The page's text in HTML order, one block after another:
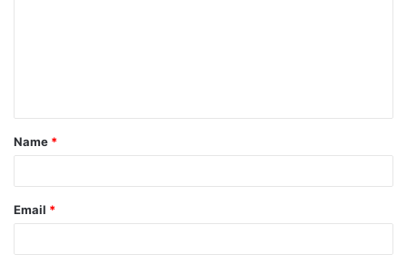
t
*
Name *
Email *